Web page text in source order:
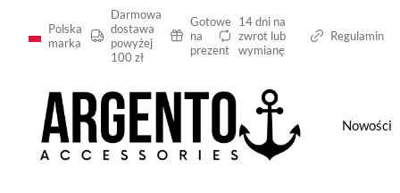
Polska
marka
Darmowa
dostawa
powyżej
100 zł
Gotowe
na
prezent
14 dni na
zwrot lub
wymianę
Regulamin
Nowości